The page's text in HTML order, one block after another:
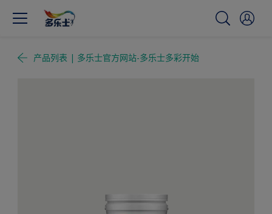
产品列表 | 多乐士官方网站-多乐士多彩开始